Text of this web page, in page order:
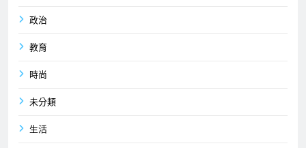
政治
教育
時尚
未分類
生活